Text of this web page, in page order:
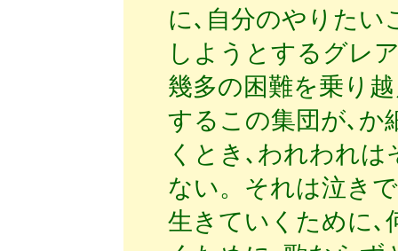
に､自分のやりたい
しようとするグレ
幾多の困難を乗り
するこの集団が､か
くとき､われわれ
ない。それは泣き
生きていくために､